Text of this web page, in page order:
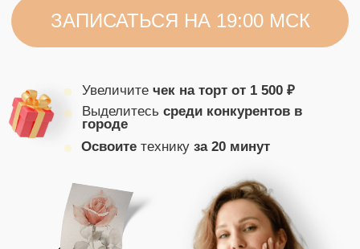
Освоите технику за 20 минут
Юлия Припутнева
ТОП-кондитер @__praline__